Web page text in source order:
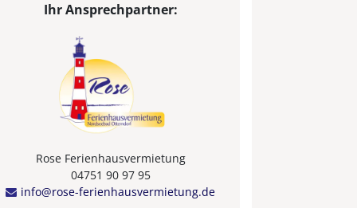
Ihr Ansprechpartner:
Rose Ferienhausvermietung
04751 90 97 95
info@rose-ferienhausvermietung.de